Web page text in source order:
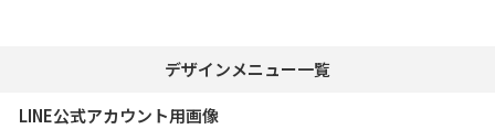
デザインメニュー一覧
LINE公式アカウント用画像